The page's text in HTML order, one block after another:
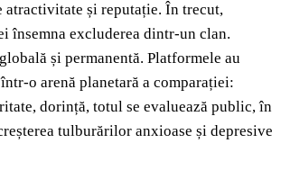
atractivitate și reputație. În trecut,
însemna excluderea dintr-un clan.
și permanentă. Platformele au
o arenă planetară a comparației:
dorință, totul se evaluează public, în
tulburărilor anxioase și depresive